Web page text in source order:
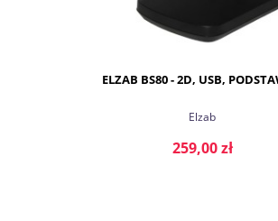
ELZAB BS80 - 2D, USB,
Elzab
259,00 zł